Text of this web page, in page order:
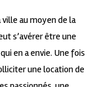
au moyen de la
s’avérer être une
en a envie. Une fois
une location de